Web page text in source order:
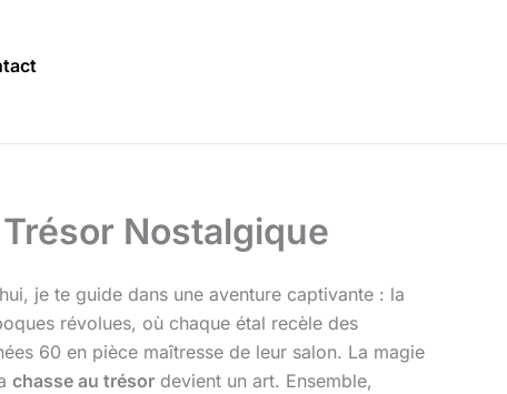
Nostalgique
je te guide dans une aventure captivante : la
révolues, où chaque étal recèle des
60 en pièce maîtresse de leur salon. La magie
chasse au trésor devient un art. Ensemble,